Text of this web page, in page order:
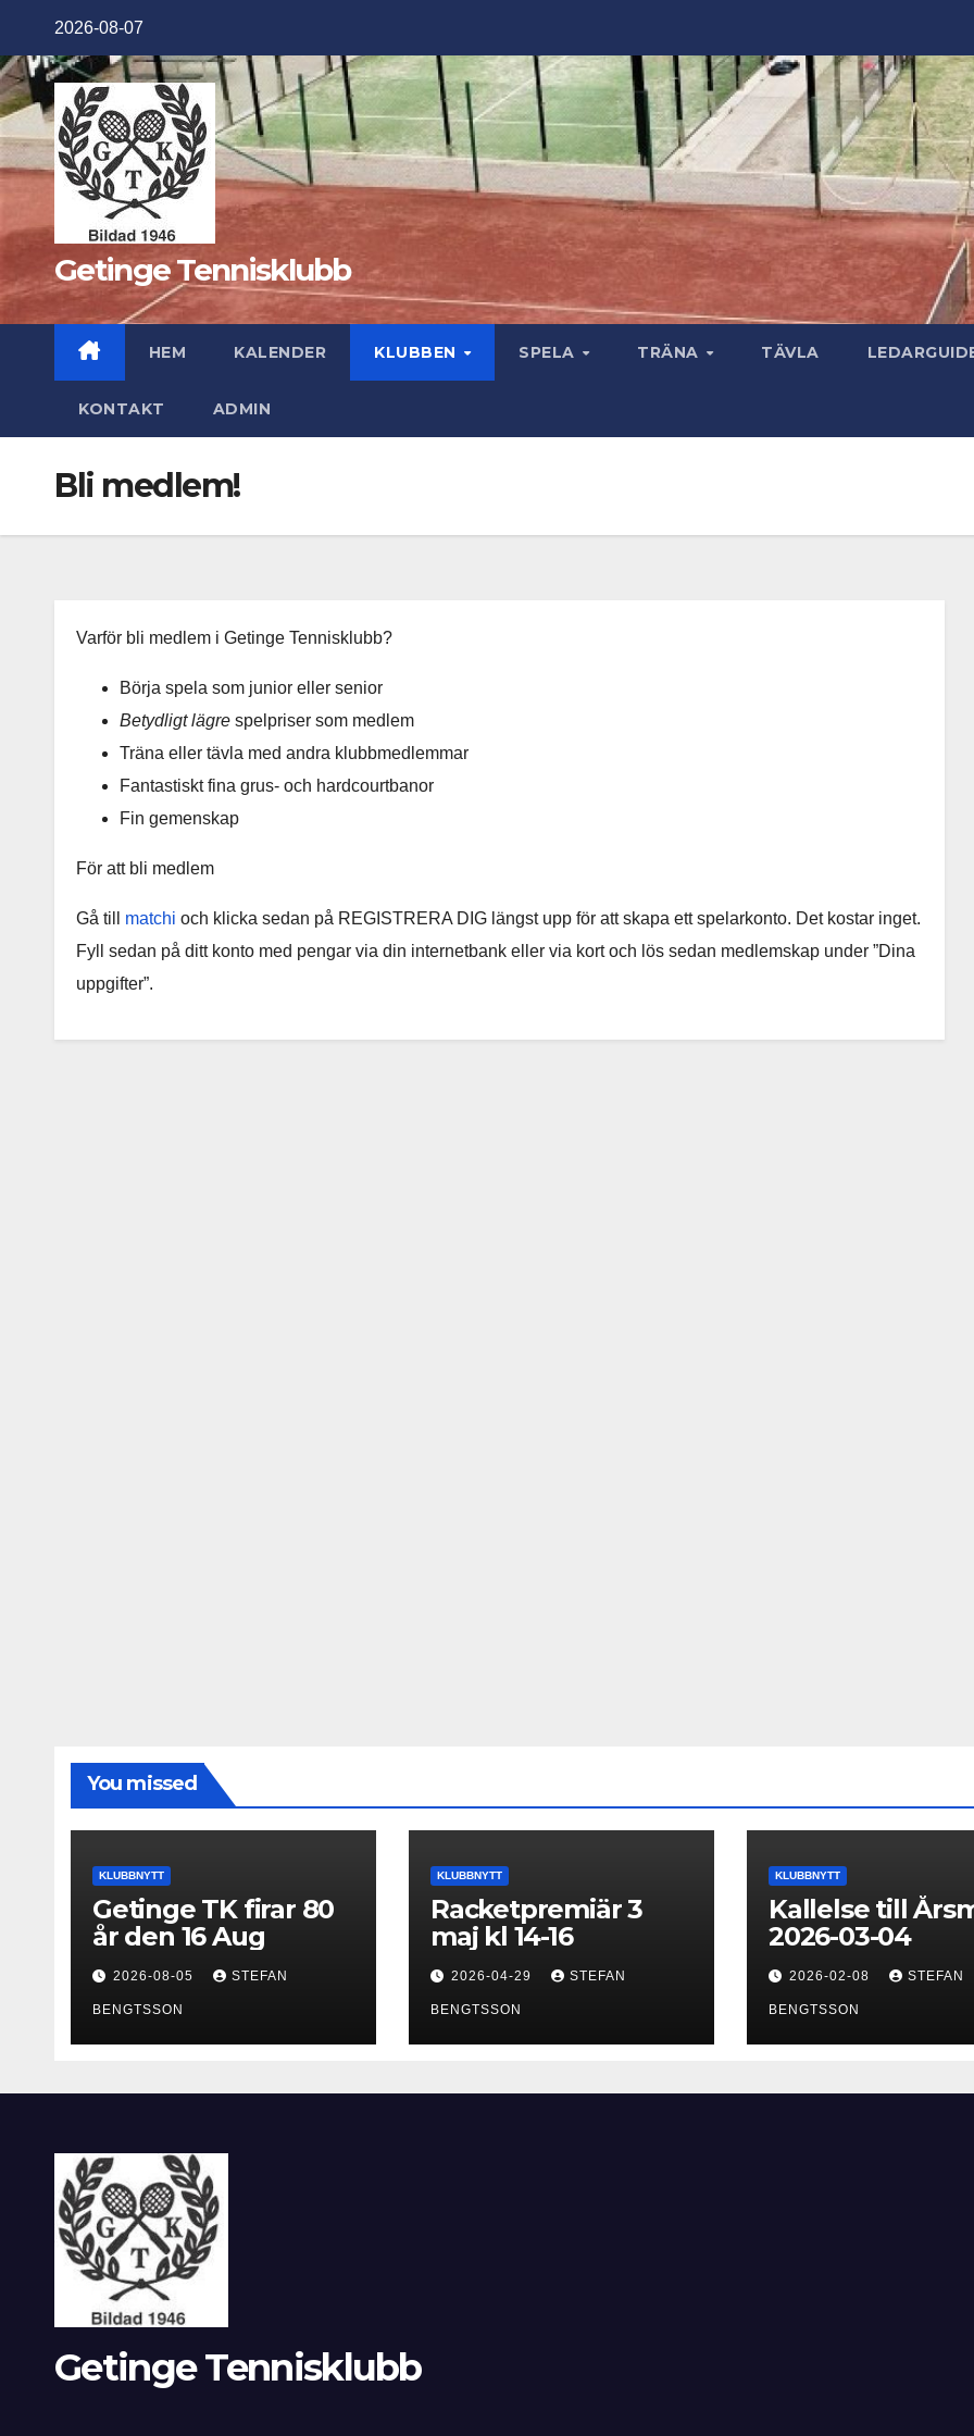
innehåll
2026-08-07
Getinge Tennisklubb
HEM KALENDER KLUBBEN SPELA TRÄNA TÄVLA
KONTAKT ADMIN
Bli medlem!
Varför bli medlem i Getinge Tennisklubb?
Börja spela som junior eller senior
Betydligt lägre spelpriser som medlem
Träna eller tävla med andra klubbmedlemmar
Fantastiskt fina grus- och hardcourtbanor
Fin gemenskap
För att bli medlem
Gå till matchi och klicka sedan på REGISTRERA DIG längst upp för att skapa ett spelarkonto. Det kostar inget.
Fyll sedan på ditt konto med pengar via din internetbank eller via kort och lös sedan medlemskap under ”Dina
uppgifter”.
You missed
KLUBBNYTT
Getinge TK firar 80
år den 16 Aug
2026-08-05 STEFAN
BENGTSSON
KLUBBNYTT
Racketpremiär 3
maj kl 14-16
2026-04-29 STEFAN
BENGTSSON
KLUBBNYTT
Kallelse till
2026-03-04
2026-02-08 STEFAN
BENGTSSON
Getinge Tennisklubb